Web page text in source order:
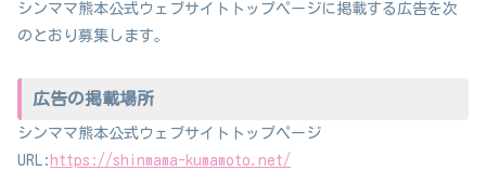
シンママ熊本公式ウェブサイトトップページに掲載する広告を次
のとおり募集します。
広告の掲載場所
シンママ熊本公式ウェブサイトトップページ
URL: https://shinmama-kumamoto.net/